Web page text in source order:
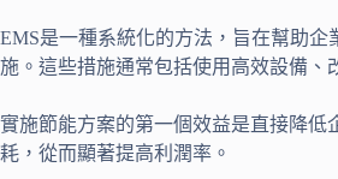
EMS是一種系統化的方法，旨在幫助
施。這些措施通常包括使用高效設備、
實施節能方案的第一個效益是直接降低
耗，從而顯著提高利潤率。